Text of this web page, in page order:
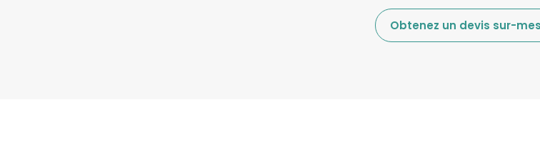
Obtenez un devis sur-